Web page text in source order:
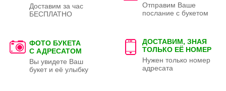
Доставим за час
БЕСПЛАТНО
Отправим Ваше
послание с букетом
ФОТО БУКЕТА
С АДРЕСАТОМ
Вы увидете Ваш
букет и её улыбку
ДОСТАВИМ, ЗНАЯ
ТОЛЬКО ЕЁ НОМЕР
Нужен только номер
адресата